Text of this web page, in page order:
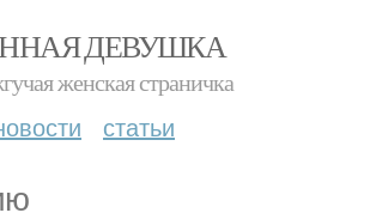
ДЕВУШКА
женская страничка
статьи